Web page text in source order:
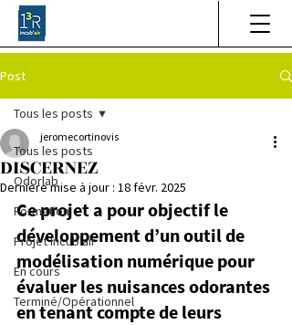
Post
Tous les posts
Odorlab
Formation
Projet Incub'air
En cours
Terminé/Opérationnel
Tous les posts
DISCERNEZ
jeromecortinovis
Dernière mise à jour : 18 févr. 2025
Ce projet a pour objectif le
développement d’un outil de
modélisation numérique pour
évaluer les nuisances odorantes
en tenant compte de leurs